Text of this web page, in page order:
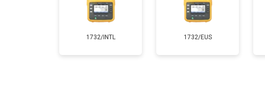
1732/INTL 1732/EUS